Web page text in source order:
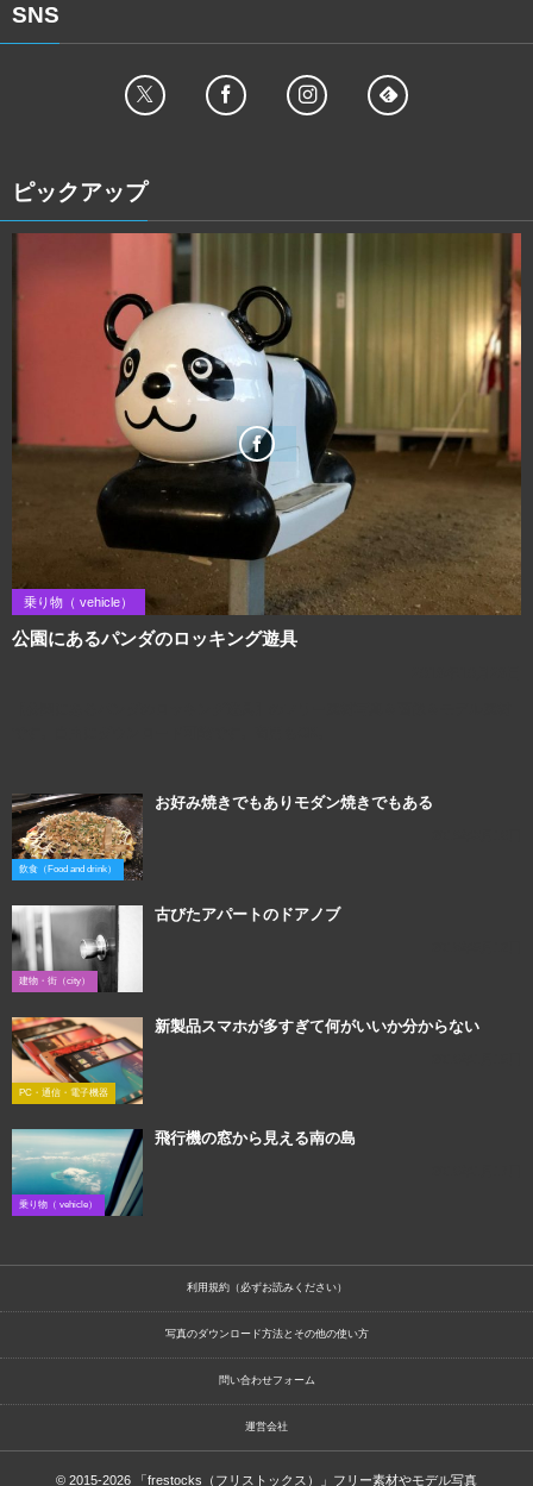
SNS
ピックアップ
乗り物（ vehicle）
公園にあるパンダのロッキング遊具
飲食（Food and drink）
お好み焼きでもありモダン焼きでもある
建物・街（city）
古びたアパートのドアノブ
PC・通信・電子機器
新製品スマホが多すぎて何がいいか分からない
乗り物（ vehicle）
飛行機の窓から見える南の島
利用規約（必ずお読みください）
写真のダウンロード方法とその他の使い方
問い合わせフォーム
運営会社
© 2015-2026 「frestocks（フリストックス）」フリー素材やモデル写真